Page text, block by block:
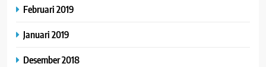
Februari 2019
Januari 2019
Desember 2018